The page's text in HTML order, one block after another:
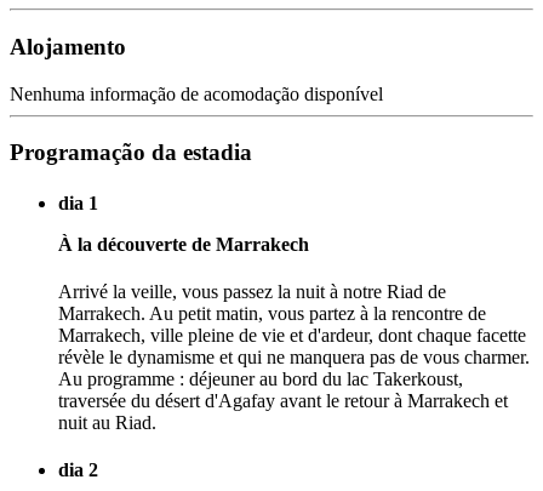
Alojamento
Nenhuma informação de acomodação disponível
Programação da estadia
dia 1
À la découverte de Marrakech
Arrivé la veille, vous passez la nuit à notre Riad de
Marrakech. Au petit matin, vous partez à la rencontre de
Marrakech, ville pleine de vie et d'ardeur, dont chaque facette
révèle le dynamisme et qui ne manquera pas de vous charmer.
Au programme : déjeuner au bord du lac Takerkoust,
traversée du désert d'Agafay avant le retour à Marrakech et
nuit au Riad.
dia 2